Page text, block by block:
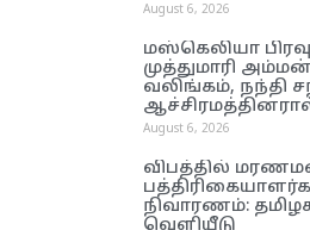
August 6, 2026
மஸ்கெலியா
முத்துமாரி
வலிங்கம், நந்தி
August 6, 2026
விபத்தில்
நிவாரணம்: